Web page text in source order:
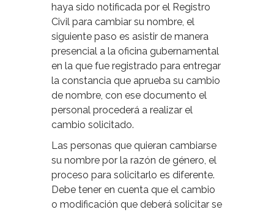
haya sido notificada por el Registro
Civil para cambiar su nombre, el
siguiente paso es asistir de manera
presencial a la oficina gubernamental
en la que fue registrado para entregar
la constancia que aprueba su cambio
de nombre, con ese documento el
personal procederá a realizar el
cambio solicitado.
Las personas que quieran cambiarse
su nombre por la razón de género, el
proceso para solicitarlo es diferente.
Debe tener en cuenta que el cambio
o modificación que deberá solicitar se